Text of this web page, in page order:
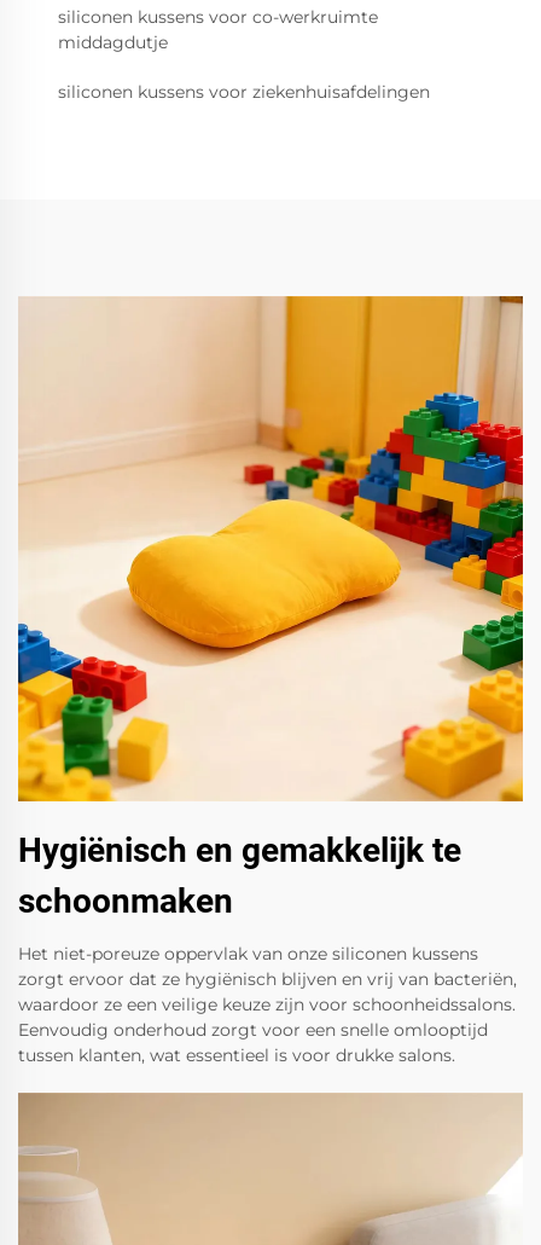
siliconen kussens voor co-werkruimte
middagdutje
siliconen kussens voor ziekenhuisafdelingen
Hygiënisch en gemakkelijk te
schoonmaken
Het niet-poreuze oppervlak van onze siliconen kussens
zorgt ervoor dat ze hygiënisch blijven en vrij van bacteriën,
waardoor ze een veilige keuze zijn voor schoonheidssalons.
Eenvoudig onderhoud zorgt voor een snelle omlooptijd
tussen klanten, wat essentieel is voor drukke salons.